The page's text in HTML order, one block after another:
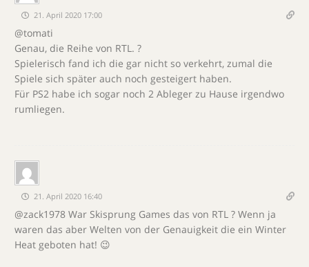
21. April 2020 17:00
@tomati
Genau, die Reihe von RTL. ?
Spielerisch fand ich die gar nicht so verkehrt, zumal die
Spiele sich später auch noch gesteigert haben.
Für PS2 habe ich sogar noch 2 Ableger zu Hause irgendwo
rumliegen.
21. April 2020 16:40
@zack1978 War Skisprung Games das von RTL ? Wenn ja
waren das aber Welten von der Genauigkeit die ein Winter
Heat geboten hat! 😉